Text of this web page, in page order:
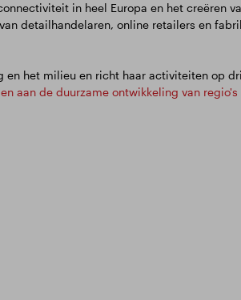
in heel Europa en het creëren
detailhandelaren, online retailers en
en het milieu en richt haar activiteiten op
aan de duurzame ontwikkeling van regio's